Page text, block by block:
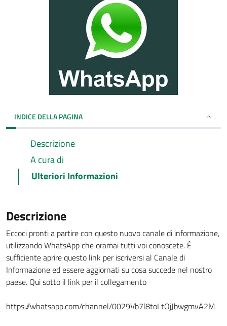
INDICE DELLA PAGINA
Descrizione
A cura di
Ulteriori Informazioni
Descrizione
Eccoci pronti a partire con questo nuovo canale di informazione,
utilizzando WhatsApp che oramai tutti voi conoscete. È
sufficiente aprire questo link per iscriversi al Canale di
Informazione ed essere aggiornati su cosa succede nel nostro
paese. Qui sotto il link per il collegamento
https://whatsapp.com/channel/0029Vb7l8toLtOjJbwgmvA2M